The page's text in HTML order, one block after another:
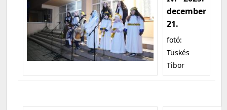
december
21.
fotó:
Tüskés
Tibor